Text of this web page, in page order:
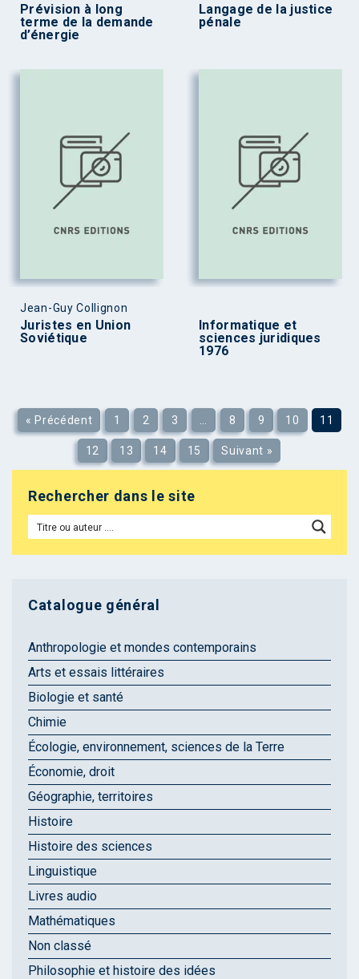
Prévision à long
terme de la demande
d’énergie
Langage de la justice
pénale
Jean-Guy Collignon
Juristes en Union
Soviétique
Informatique et
sciences juridiques
1976
« Précédent 1 2 3 8 9 10 11
12 13 14 15 Suivant »
Rechercher dans le site
Catalogue général
Anthropologie et mondes contemporains
Arts et essais littéraires
Biologie et santé
Chimie
Écologie, environnement, sciences de la Terre
Économie, droit
Géographie, territoires
Histoire
Histoire des sciences
Linguistique
Livres audio
Mathématiques
Non classé
Philosophie et histoire des idées